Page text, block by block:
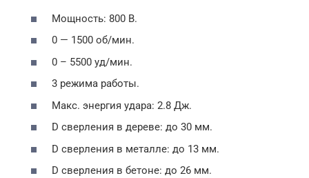
Мощность: 800 В.
0 — 1500 об/мин.
0 – 5500 уд/мин.
3 режима работы.
Макс. энергия удара: 2.8 Дж.
D сверления в дереве: до 30 мм.
D сверления в металле: до 13 мм.
D сверления в бетоне: до 26 мм.